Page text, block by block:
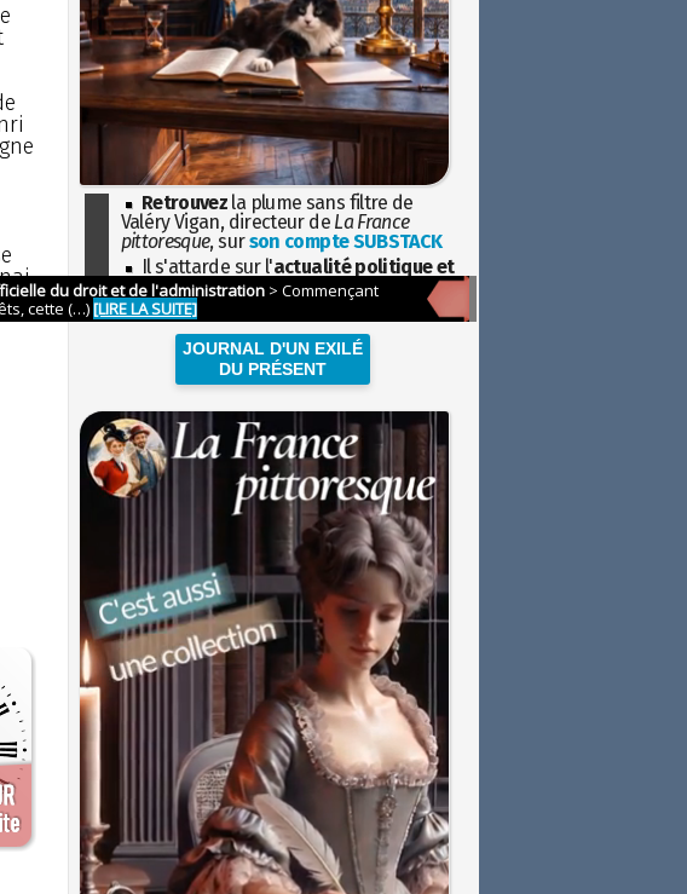
Retrouvez la plume sans filtre de
Valéry Vigan, directeur de La France
pittoresque, surson compte SUBSTACK
Il s'attarde sur l'actualité politique et
sociétaleavec la hauteur de vue de
l'Histoire
JOURNAL D'UN EXILÉ
DU PRÉSENT